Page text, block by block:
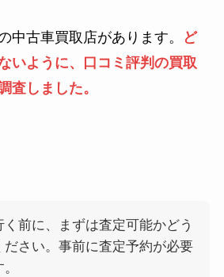
中古車買取店があります。
ど
いように、口コミ評判の買取
査しました。
前に、まずは査定可能かどう
ださい。事前に査定予約が必要